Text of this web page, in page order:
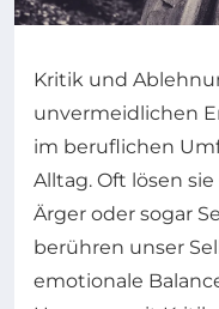
Kritik und
unvermeidlichen
im beruflichen
Alltag. Oft lösen
Ärger oder sogar
berühren unser
emotionale